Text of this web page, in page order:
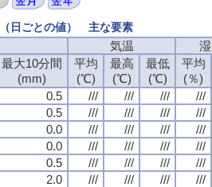
日ごとの値） 主な要素
気温
最大10分間
(mm)
平均
(℃)
最高
(℃)
最低
(℃)
平均
(％)
0.5 /// /// ///
///
0.5 /// /// ///
///
0.0 /// /// ///
///
0.0 /// /// ///
///
0.5 /// /// ///
///
2.0 /// /// ///
///